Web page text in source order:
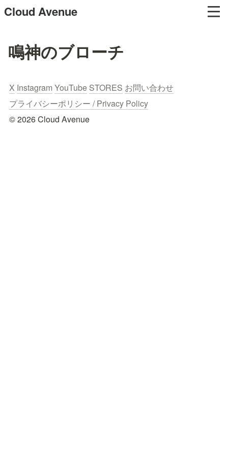
Cloud Avenue
鳴神のブローチ
X Instagram YouTube STORES お問い合わせ
プライバシーポリシー / Privacy Policy
© 2026 Cloud Avenue